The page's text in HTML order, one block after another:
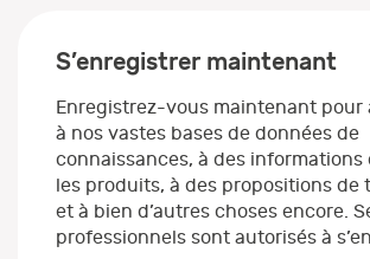
S’enregistrer maintenant
Enregistrez-vous maintenant pour
à nos vastes bases de données de
connaissances, à des
les produits, à des propositions de
et à bien d’autres choses encore.
professionnels sont autorisés à